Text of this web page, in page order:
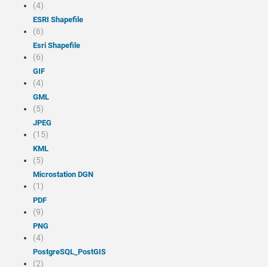
(4)
ESRI Shapefile
(6)
Esri Shapefile
(6)
GIF
(4)
GML
(5)
JPEG
(15)
KML
(5)
Microstation DGN
(1)
PDF
(9)
PNG
(4)
PostgreSQL_PostGIS
(2)